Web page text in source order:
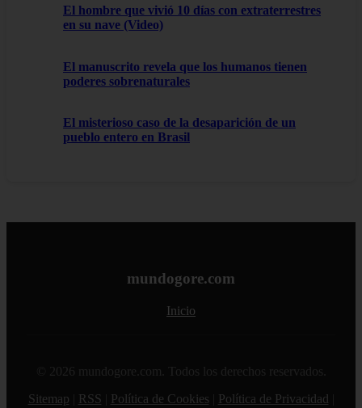
El hombre que vivió 10 días con extraterrestres
en su nave (Video)
El manuscrito revela que los humanos tienen
poderes sobrenaturales
El misterioso caso de la desaparición de un
pueblo entero en Brasil
mundogore.com
Inicio
© 2026 mundogore.com. Todos los derechos reservados.
Sitemap
RSS Política de Cookies Política de Privacidad